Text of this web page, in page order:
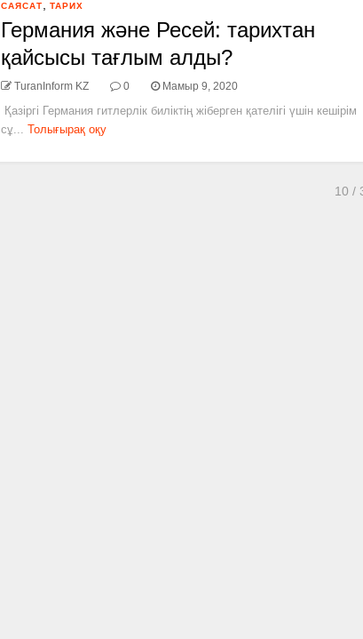
САЯСАТ ТАРИХ
Германия және Ресей: тарихтан
қайсысы тағлым алды?
TuranInform KZ 0 Мамыр 9, 2020
Қазіргі Германия гитлерлік биліктің жіберген қателігі үшін кешірім
сұ... Толығырақ оқу
10 /